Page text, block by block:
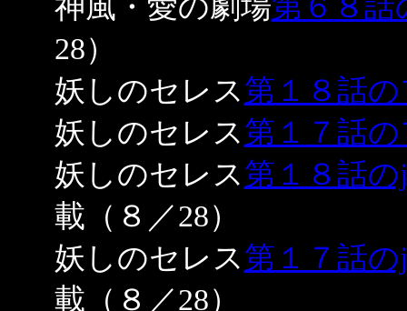
28）
妖しのセレス第１８話
妖しのセレス第１７話
妖しのセレス第１８話の
載（８／28）
妖しのセレス第１７話の
載（８／28）